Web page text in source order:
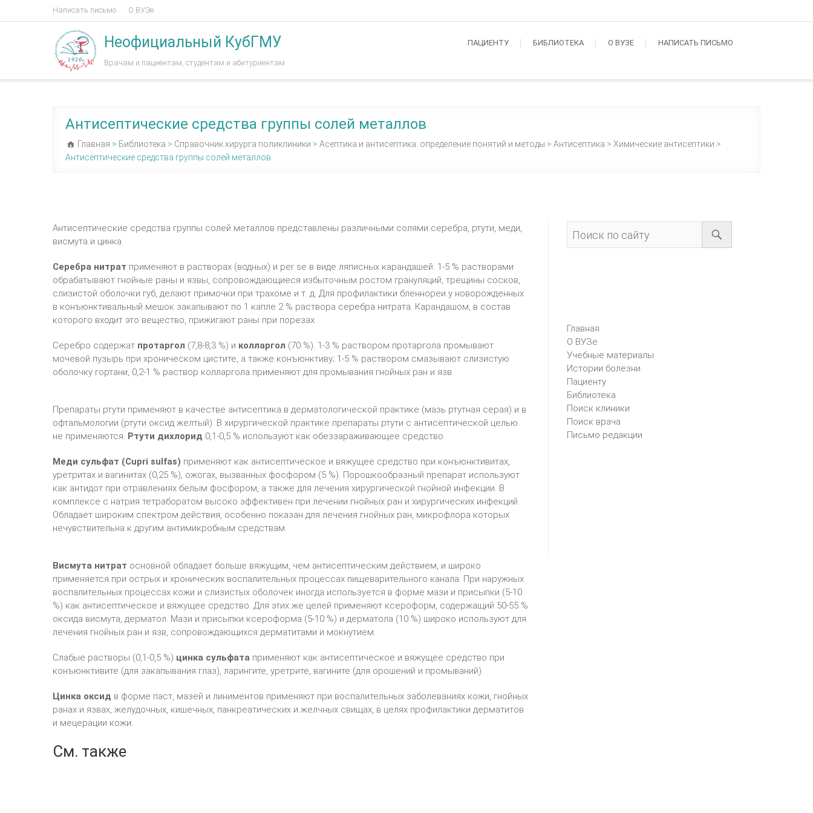
Написать письмо О ВУЗе
Неофициальный КубГМУ
Врачам и пациентам, студентам и абитуриентам
ПАЦИЕНТУ БИБЛИОТЕКА О ВУЗЕ НАПИСАТЬ ПИСЬМО
Антисептические средства группы солей металлов
Главная > Библиотека > Справочник хирурга поликлиники > Асептика и антисептика: определение понятий и методы > Антисептика > Химические антисептики >
Антисептические средства группы солей металлов
Антисептические средства группы солей металлов представлены различными солями серебра, ртути, меди,
висмута и цинка.
Серебра нитрат применяют в растворах (водных) и per se в виде ляписных карандашей. 1-5 % растворами
обрабатывают гнойные раны и язвы, сопровождающиеся избыточным ростом грануляций, трещины сосков,
слизистой оболочки губ, делают примочки при трахоме и т. д. Для профилактики бленнореи у новорожденных
в конъюнктивальный мешок закапывают по 1 капле 2 % раствора серебра нитрата. Карандашом, в состав
которого входит это вещество, прижигают раны при порезах.
Серебро содержат протаргол (7,8-8,3 %) и колларгол (70 %). 1-3 % раствором протаргола промывают
мочевой пузырь при хроническом цистите, а также конъюнктиву; 1-5 % раствором смазывают слизистую
оболочку гортани, 0,2-1 % раствор колларгола применяют для промывания гнойных ран и язв.
Препараты ртути применяют в качестве антисептика в дерматологической практике (мазь ртутная серая) и в
офтальмологии (ртути оксид желтый). В хирургической практике препараты ртути с антисептической целью
не применяются. Ртути дихлорид 0,1-0,5 % используют как обеззараживающее средство.
Меди сульфат (Cupri sulfas) применяют как антисептическое и вяжущее средство при конъюнктивитах,
уретритах и вагинитах (0,25 %), ожогах, вызванных фосфором (5 %). Порошкообразный препарат используют
как антидот при отравлениях белым фосфором, а также для лечения хирургической гнойной инфекции. В
комплексе с натрия тетраборатом высоко эффективен при лечении гнойных ран и хирургических инфекций.
Обладает широким спектром действия, особенно показан для лечения гнойных ран, микрофлора которых
нечувствительна к другим антимикробным средствам.
Висмута нитрат основной обладает больше вяжущим, чем антисептическим действием, и широко
применяется при острых и хронических воспалительных процессах пищеварительного канала. При наружных
воспалительных процессах кожи и слизистых оболочек иногда используется в форме мази и присыпки (5-10
%) как антисептическое и вяжущее средство. Для этих же целей применяют ксероформ, содержащий 50-55 %
оксида висмута, дерматол. Мази и присыпки ксероформа (5-10 %) и дерматола (10 %) широко используют для
лечения гнойных ран и язв, сопровождающихся дерматитами и мокнутием.
Слабые растворы (0,1-0,5 %) цинка сульфата применяют как антисептическое и вяжущее средство при
конъюнктивите (для закапывания глаз), ларингите, уретрите, вагините (для орошений и промываний).
Цинка оксид в форме паст, мазей и линиментов применяют при воспалительных заболеваниях кожи, гнойных
ранах и язвах, желудочных, кишечных, панкреатических и желчных свищах, в целях профилактики дерматитов
и мецерации кожи.
См. также
Главная
О ВУЗе
Учебные материалы
Истории болезни
Пациенту
Библиотека
Поиск клиники
Поиск врача
Письмо редакции